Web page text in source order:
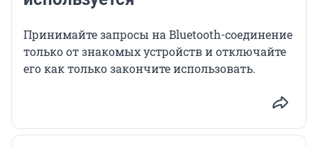
Принимайте запросы на Bluetooth-соединение
только от знакомых устройств и отключайте
его как только закончите использовать.